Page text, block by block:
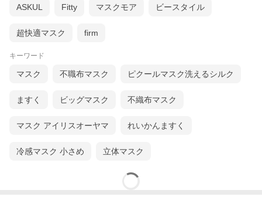
ASKUL Fitty マスクモア ビースタイル
超快適マスク firm
キーワード
マスク 不職布マスク ピクールマスク洗えるシルク
ますく ビッグマスク 不織布マスク
マスク アイリスオーヤマ れいかんますく
冷感マスク 小さめ 立体マスク